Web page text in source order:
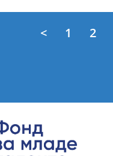
< 1 2